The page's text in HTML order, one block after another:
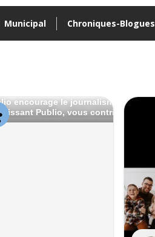
Municipal Chroniques-Blogues